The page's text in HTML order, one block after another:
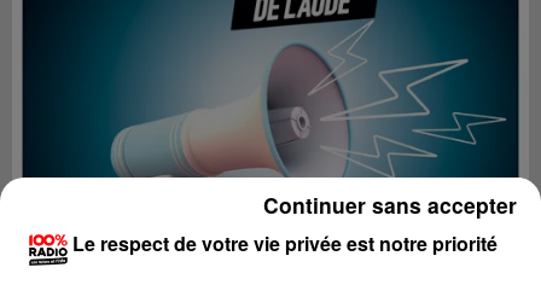
Le respect de votre vie privée est notre priorité
Continuer sans accepter